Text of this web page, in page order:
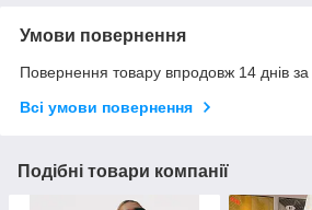
Умови повернення
Повернення товару впродовж 14 днів
Всі умови повернення
Подібні товари компанії